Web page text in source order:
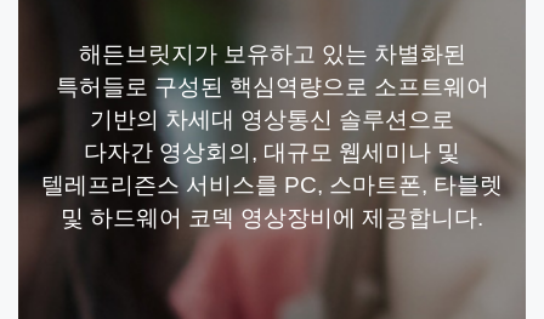
해든브릿지가 보유하고 있는 차별화된
특허들로 구성된 핵심역량으로 소프트웨어
기반의 차세대 영상통신 솔루션으로
다자간 영상회의, 대규모 웹세미나 및
텔레프리즌스 서비스를 PC, 스마트폰, 타블렛
및 하드웨어 코덱 영상장비에 제공합니다.